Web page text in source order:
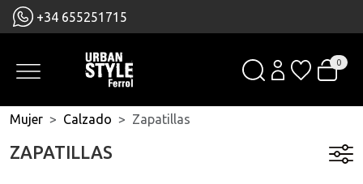
+34 655251715
0
Mujer Calzado Zapatillas
ZAPATILLAS